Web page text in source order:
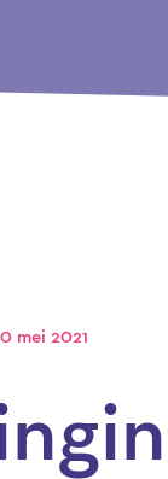
de homepagina
mei 2021